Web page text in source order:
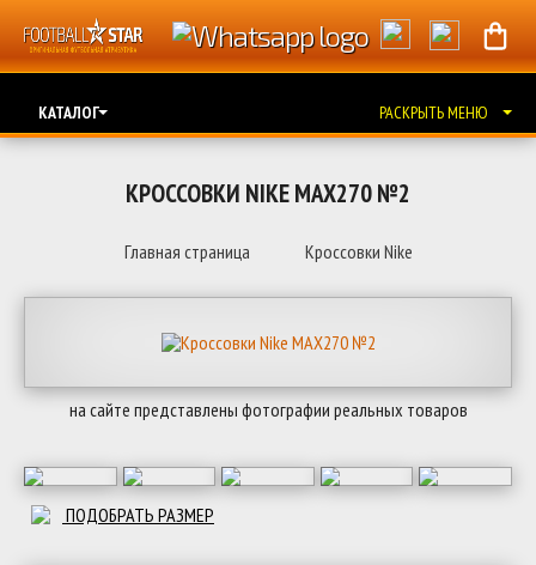
КАТАЛОГ РАСКРЫТЬ МЕНЮ
КРОССОВКИ NIKE MAX270 №2
Главная страница Кроссовки Nike
на сайте представлены фотографии реальных товаров
ПОДОБРАТЬ РАЗМЕР